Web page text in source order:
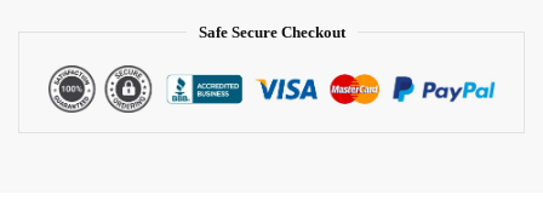
Safe Secure Checkout